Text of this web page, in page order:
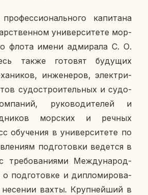
ка­пи­та­на
уни­вер­си­те­те мор­
флота имени ад­ми­ра­ла С. О.
также го­то­вят бу­ду­щих
ин­же­не­ров, элек­три­
су­до­стро­и­тель­ных и су­до­
ру­ко­во­ди­те­лей и
мор­ских и речных
обу­че­ния в уни­вер­си­те­те по
под­го­тов­ки ве­дет­ся в
тре­бо­ва­ни­я­ми Меж­ду­на­род­
о под­го­тов­ке и ди­пло­ми­ро­ва­
вахты. Круп­ней­ший в